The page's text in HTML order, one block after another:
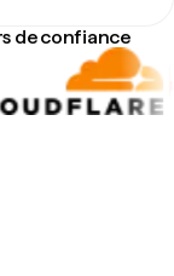
de confiance